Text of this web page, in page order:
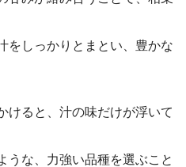
をしっかりとまとい、豊かな
けると、汁の味だけが浮いて
うな、力強い品種を選ぶこと